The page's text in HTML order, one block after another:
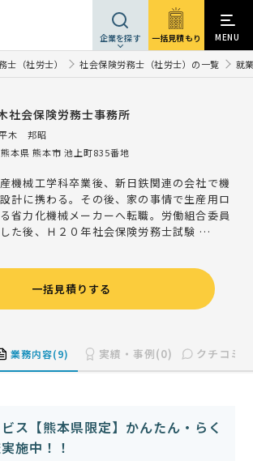
企業を探す 一括見積もり MENU
士（社労士） 社会保険労務士（社労士）の一覧 就
社会保険労務士事務所
木 邦昭
熊本県 熊本市 池上町835番地
機械工学科卒業後、新日鉄関連の会社で機
計に携わる。その後、家の事情で生産用ロ
省力化機械メーカーへ転職。労働組合委員
た後、Ｈ２０年社会保険労務士試験 …
一括見積りする
業務内容(9) 実績・事例(0) クチコミ
ス【熊本県限定】かんたん・らく
施中！！